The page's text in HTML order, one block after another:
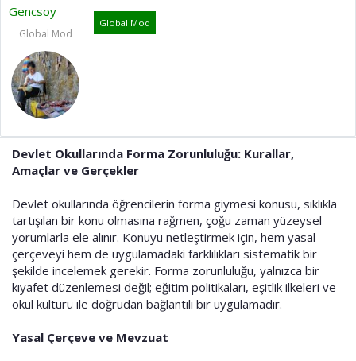
b
a
l
a
t
a
i
Gencsoy
Global Mod
Global Mod
Devlet Okullarında Forma Zorunluluğu: Kurallar,
Amaçlar ve Gerçekler
Devlet okullarında öğrencilerin forma giymesi konusu, sıklıkla
tartışılan bir konu olmasına rağmen, çoğu zaman yüzeysel
yorumlarla ele alınır. Konuyu netleştirmek için, hem yasal
çerçeveyi hem de uygulamadaki farklılıkları sistematik bir
şekilde incelemek gerekir. Forma zorunluluğu, yalnızca bir
kıyafet düzenlemesi değil; eğitim politikaları, eşitlik ilkeleri ve
okul kültürü ile doğrudan bağlantılı bir uygulamadır.
Yasal Çerçeve ve Mevzuat